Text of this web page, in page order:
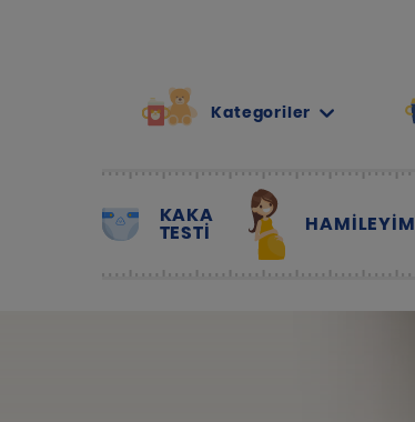
Kategoriler
KAKA
TESTİ HAMILEYIM